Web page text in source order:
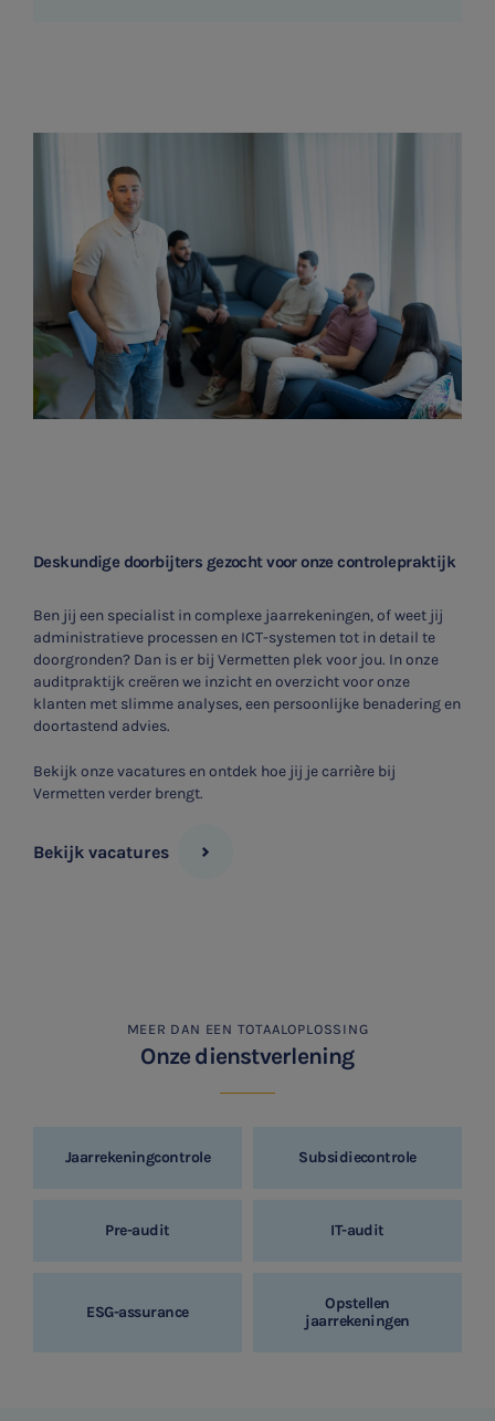
Deskundige doorbijters gezocht voor onze controlepraktijk
Ben jij een specialist in complexe jaarrekeningen, of weet jij
administratieve processen en ICT-systemen tot in detail te
doorgronden? Dan is er bij Vermetten plek voor jou. In onze
auditpraktijk creëren we inzicht en overzicht voor onze
klanten met slimme analyses, een persoonlijke benadering en
doortastend advies.
Bekijk onze vacatures en ontdek hoe jij je carrière bij
Vermetten verder brengt.
Bekijk vacatures
MEER DAN EEN TOTAALOPLOSSING
Onze dienstverlening
Jaarrekeningcontrole Subsidiecontrole
Pre-audit IT-audit
ESG-assurance
Opstellen
jaarrekeningen